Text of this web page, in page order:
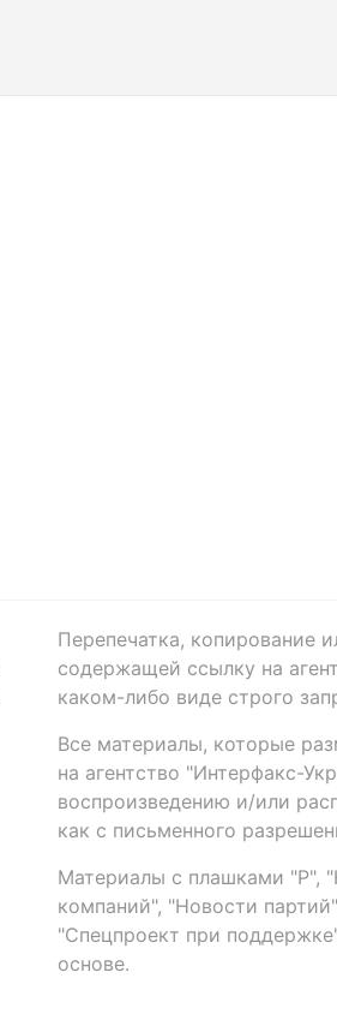
Перепечатка, копирование
содержащей ссылку на
каком-либо виде строго
Все материалы, которые
на агентство "Интерфакс-
воспроизведению и/или
как с письменного
Материалы с плашками "Р",
компаний", "Новости
"Спецпроект при
основе.